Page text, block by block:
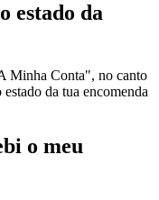
estado da
Minha Conta", no canto
da tua encomenda
o meu